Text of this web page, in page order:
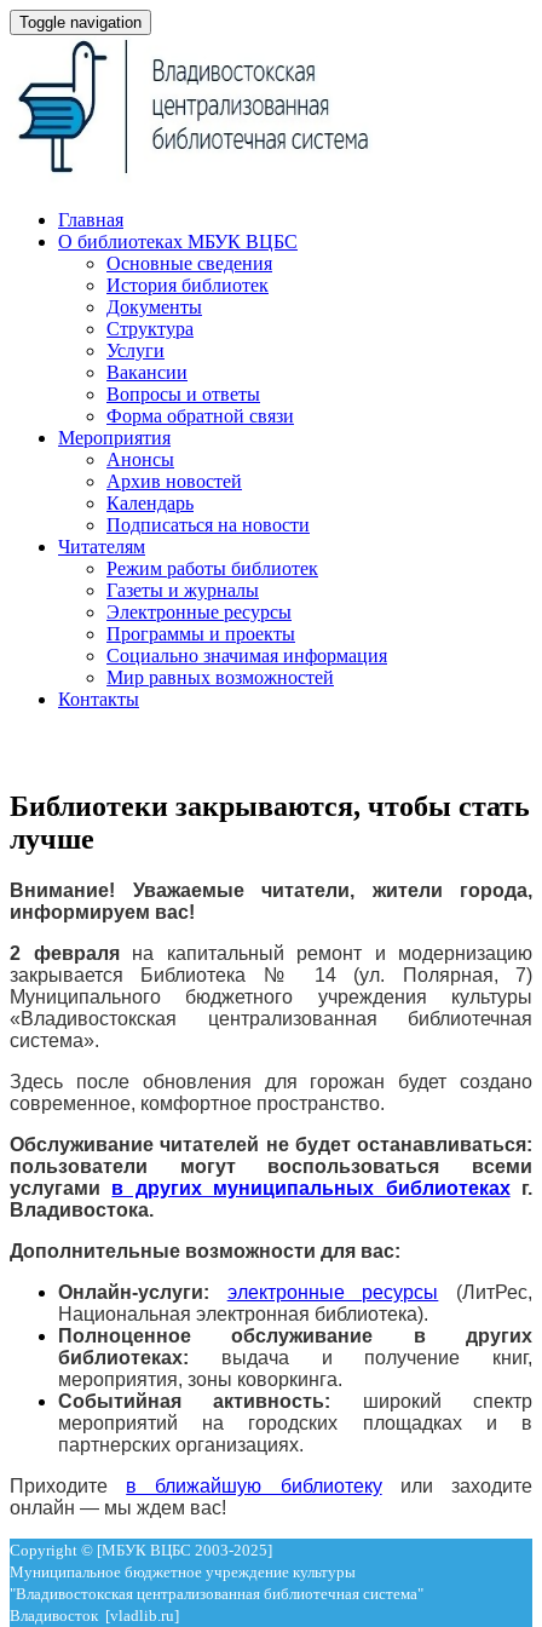
Toggle navigation
Главная
О библиотеках МБУК ВЦБС
Основные сведения
История библиотек
Документы
Структура
Услуги
Вакансии
Вопросы и ответы
Форма обратной связи
Мероприятия
Анонсы
Архив новостей
Календарь
Подписаться на новости
Читателям
Режим работы библиотек
Газеты и журналы
Электронные ресурсы
Программы и проекты
Социально значимая информация
Мир равных возможностей
Контакты
Библиотеки закрываются, чтобы стать
лучше
Внимание! Уважаемые читатели, жители города,
информируем вас!
2 февраляна капитальный ремонт и модернизацию
закрывается Библиотека № 14 (ул. Полярная, 7)
Муниципального бюджетного учреждения культуры
«Владивостокская централизованная библиотечная
система».
Здесь после обновления для горожан будет создано
современное, комфортное пространство.
Обслуживание читателей не будет останавливаться:
пользователи могут воспользоваться всеми
услугами в других муниципальных библиотекахг.
Владивостока.
Дополнительные возможности для вас:
Онлайн-услуги:
электронные ресурсы
(ЛитРес,
Национальная электронная библиотека).
Полноценное обслуживание в других
библиотеках: выдача и получение книг,
мероприятия, зоны коворкинга.
Событийная активность: широкий спектр
мероприятий на городских площадках и в
партнерских организациях.
Приходите
в ближайшую библиотеку
или заходите
онлайн — мы ждем вас!
Copyright © [МБУК ВЦБС 2003-2025]
Муниципальное бюджетное учреждение культуры
"Владивостокская централизованная библиотечная система"
Владивосток [vladlib.ru]